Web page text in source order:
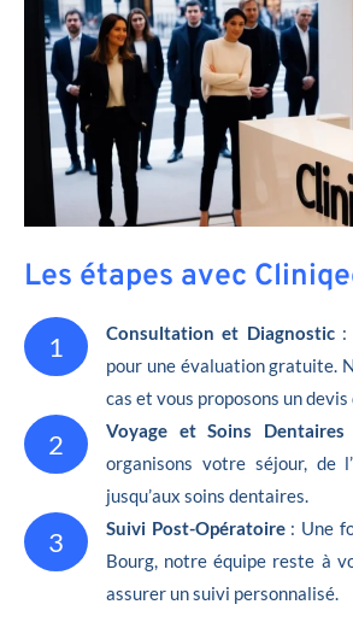
Les étapes avec
1 Consultation et Diagnostic:
pour une évaluation gratuite.
cas et vous proposons un devis
2 Voyage et Soins
organisons votre séjour, de
jusqu’aux soins dentaires.
3 Suivi Post-Opératoire : Une
Bourg, notre équipe reste à
assurer un suivi personnalisé.